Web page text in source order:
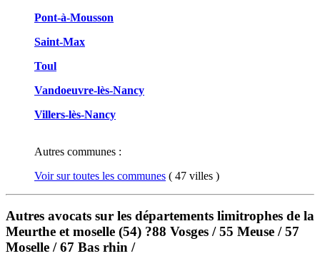
Pont-à-Mousson
Saint-Max
Toul
Vandoeuvre-lès-Nancy
Villers-lès-Nancy
Autres communes :
Voir sur toutes les communes ( 47 villes )
Autres avocats sur les départements limitrophes de la
Meurthe et moselle (54) ?88 Vosges / 55 Meuse / 57
Moselle / 67 Bas rhin /